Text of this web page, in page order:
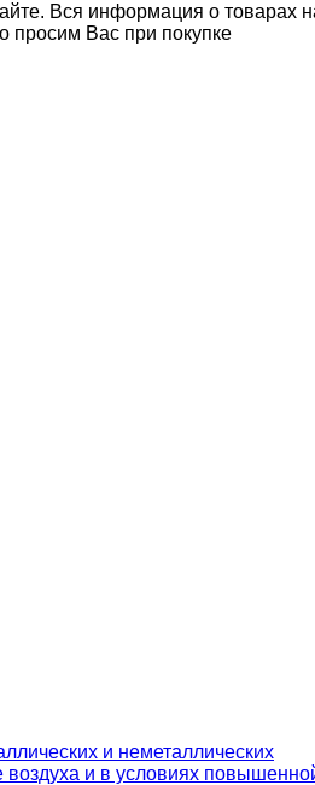
Вся информация о товарах
просим Вас при покупке
и неметаллических
воздуха и в условиях